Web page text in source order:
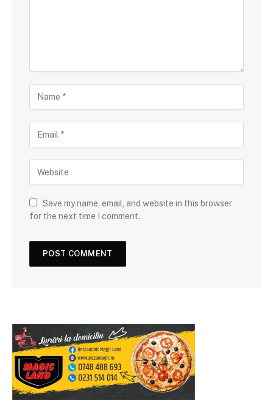
Save my name, email, and website in this browser
for the next time I comment.